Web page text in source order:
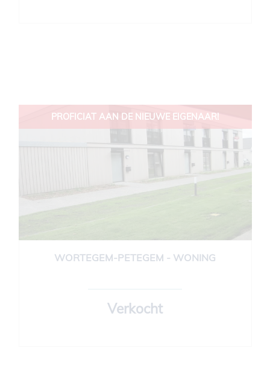
PROFICIAT AAN DE NIEUWE EIGENAAR!
145 m² 3 1
WORTEGEM-PETEGEM - WONING
Verkocht